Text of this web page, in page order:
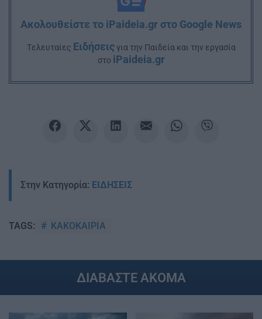
Ακολουθείστε το iPaideia.gr στο Google News
Tελευταίες Ειδήσειςγια την Παιδεία και την εργασία
στο iPaideia.gr
Στην Κατηγορία: ΕΙΔΗΣΕΙΣ
TAGS: ΚΑΚΟΚΑΙΡΙΑ
ΔΙΑΒΑΣΤΕ ΑΚΟΜΑ